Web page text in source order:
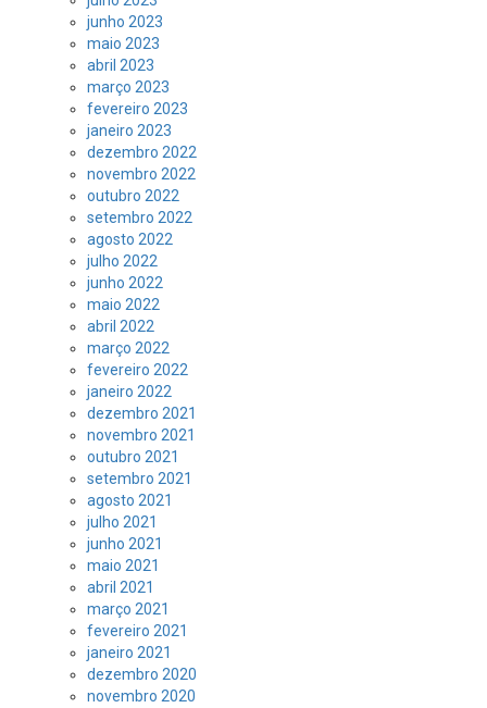
junho 2023
maio 2023
abril 2023
março 2023
fevereiro 2023
janeiro 2023
dezembro 2022
novembro 2022
outubro 2022
setembro 2022
agosto 2022
julho 2022
junho 2022
maio 2022
abril 2022
março 2022
fevereiro 2022
janeiro 2022
dezembro 2021
novembro 2021
outubro 2021
setembro 2021
agosto 2021
julho 2021
junho 2021
maio 2021
abril 2021
março 2021
fevereiro 2021
janeiro 2021
dezembro 2020
novembro 2020